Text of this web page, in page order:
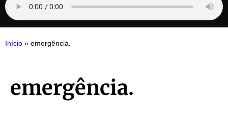
Início » emergência.
emergência.